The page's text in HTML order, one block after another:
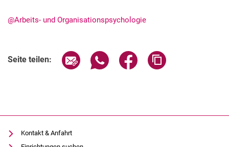
50 Jahre Maschinenbau
Suche
@Arbeits- und Organisationspsychologie
Seite teilen: Seite über E-Mail teilen
Seite über WhatsApp teilen
Seite über Facebook
Kontakt & Anfahrt